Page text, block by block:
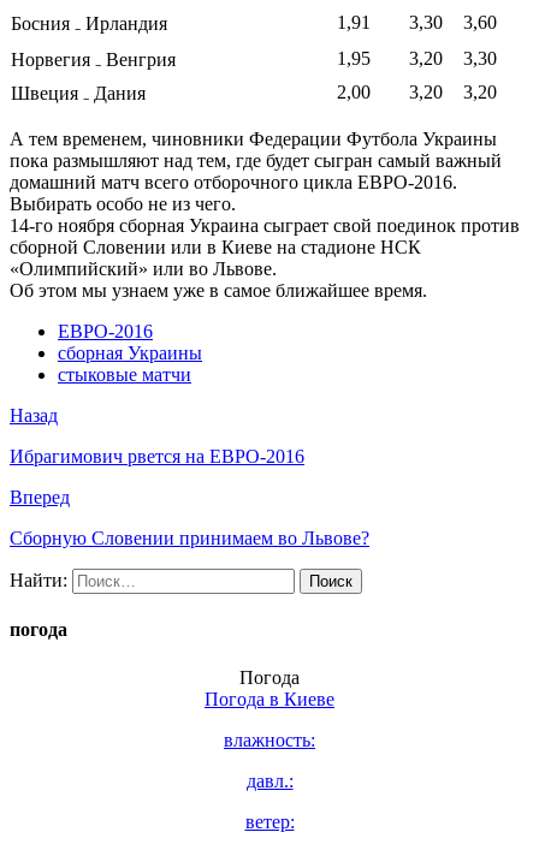
Босния ₋ Ирландия
1,91 3,30
3,60
Норвегия ₋ Венгрия
1,95 3,20
3,30
Швеция ₋ Дания
2,00 3,20 3,20
А тем временем, чиновники Федерации Футбола Украины
пока размышляют над тем, где будет сыгран самый важный
домашний матч всего отборочного цикла ЕВРО-2016.
Выбирать особо не из чего.
14-го ноября сборная Украина сыграет свой поединок против
сборной Словении или в Киеве на стадионе НСК
«Олимпийский» или во Львове.
Об этом мы узнаем уже в самое ближайшее время.
ЕВРО-2016
сборная Украины
стыковые матчи
Назад
Ибрагимович рвется на ЕВРО-2016
Вперед
Сборную Словении принимаем во Львове?
Найти:
погода
Погода
Погода в Киеве
влажность:
давл.:
ветер: